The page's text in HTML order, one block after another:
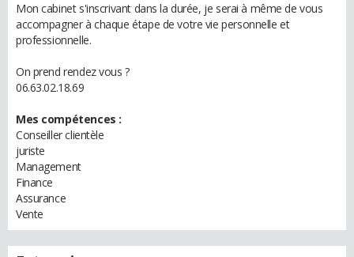
Mon cabinet s'inscrivant dans la durée, je serai à même de vous
accompagner à chaque étape de votre vie personnelle et
professionnelle.
On prend rendez vous ?
06.63.02.18.69
Mes compétences :
Conseiller clientèle
juriste
Management
Finance
Assurance
Vente